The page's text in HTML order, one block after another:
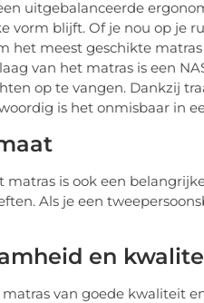
uitgebalanceerde
vorm blijft. Of je nou op je
het meest geschikte
van het matras is een
op te vangen. Dankzij
is het onmisbaar in
matras is ook een
Als je een
en
matras van goede kwaliteit